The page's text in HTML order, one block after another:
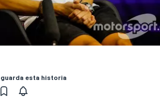
esta historia